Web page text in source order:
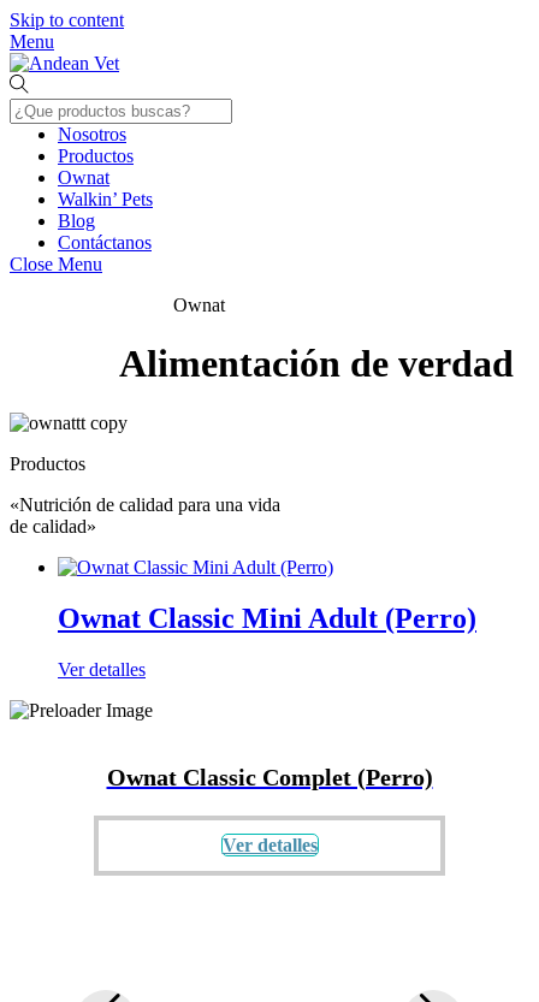
Skip to content
Menu
Nosotros
Productos
Ownat
Walkin’ Pets
Blog
Contáctanos
Close Menu
Ownat
Alimentación de verdad
Productos
«Nutrición de calidad para una vida
de calidad»
Ownat Classic Mini Adult (Perro)
Ver detalles
Ownat Classic Complet (Perro)
Ver detalles